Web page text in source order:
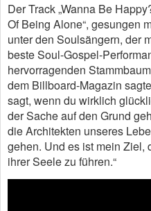
Der Track „Wanna Be
Of Being Alone“, gesungen
unter den Soulsängern, der
beste Soul-Gospel-
hervorragenden
dem Billboard-Magazin
sagt, wenn du wirklich
der Sache auf den Grund
die Architekten unseres
gehen. Und es ist mein Ziel,
ihrer Seele zu führen.“